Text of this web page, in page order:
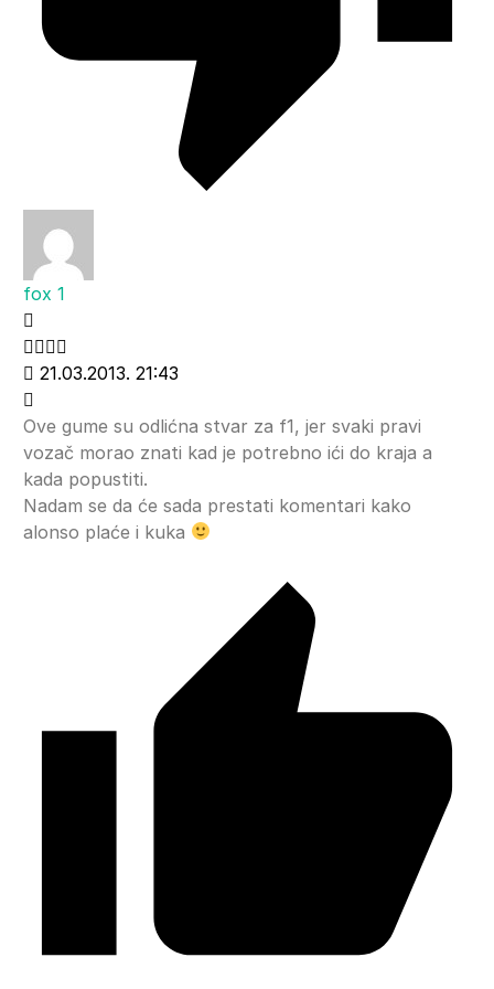
fox 1
21.03.2013. 21:43
Ove gume su odlićna stvar za f1, jer svaki pravi
vozač morao znati kad je potrebno ići do kraja a
kada popustiti.
Nadam se da će sada prestati komentari kako
alonso plaće i kuka